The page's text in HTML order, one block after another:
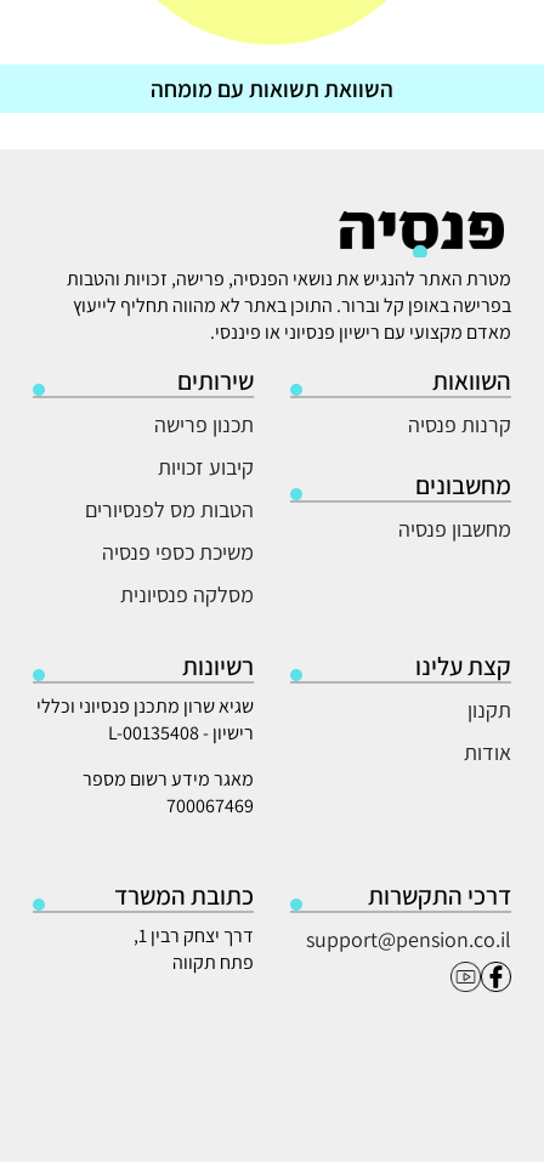
השוואת תשואות עם מומחה
מטרת האתר להנגיש את נושאי הפנסיה, פרישה, זכויות והטבות
בפרישה באופן קל וברור. התוכן באתר לא מהווה תחליף לייעוץ
מאדם מקצועי עם רישיון פנסיוני או פיננסי.
השוואות
קרנות פנסיה
מחשבונים
מחשבון פנסיה
שירותים
תכנון פרישה
קיבוע זכויות
הטבות מס לפנסיורים
משיכת כספי פנסיה
מסלקה פנסיונית
קצת עלינו
תקנון
אודות
רשיונות
שגיא שרון מתכנן פנסיוני וכללי
רישיון - L-00135408
מאגר מידע רשום מספר
700067469
דרכי התקשרות
support@pension.co.il
כתובת המשרד
דרך יצחק רבין 1,
פתח תקווה